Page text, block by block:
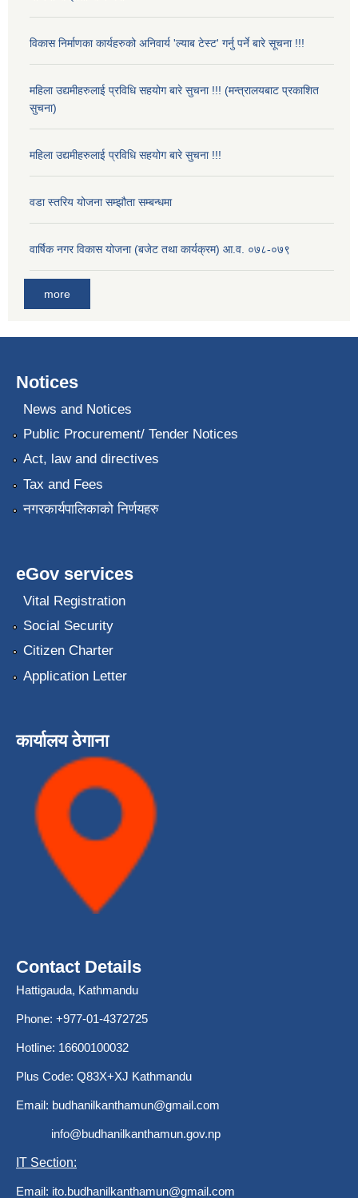
विकास निर्माणका कार्यहरुको अनिवार्य 'ल्याब टेस्ट' गर्नु पर्ने बारे सूचना !!!
महिला उद्यमीहरुलाई प्रविधि सहयोग बारे सुचना !!! (मन्त्रालयबाट प्रकाशित
सुचना)
महिला उद्यमीहरुलाई प्रविधि सहयोग बारे सुचना !!!
वडा स्तरिय योजना सम्झौता सम्बन्धमा
वार्षिक नगर विकास योजना (बजेट तथा कार्यक्रम) आ.व. ०७८-०७९
more
Notices
News and Notices
Public Procurement/ Tender Notices
Act, law and directives
Tax and Fees
नगरकार्यपालिकाको निर्णयहरु
eGov services
Vital Registration
Social Security
Citizen Charter
Application Letter
कार्यालय ठेगाना
Contact Details
Hattigauda, Kathmandu
Phone: +977-01-4372725
Hotline: 16600100032
Plus Code: Q83X+XJ Kathmandu
Email: budhanilkanthamun@gmail.com
info@budhanilkanthamun.gov.np
IT Section:
Email: ito.budhanilkanthamun@gmail.com